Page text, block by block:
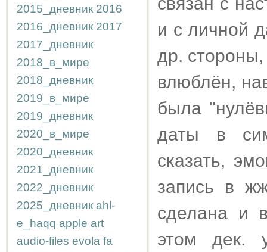
2015_дневник 2016
2016_дневник 2017
2017_дневник
2018_в_мире
2018_дневник
2019_в_мире
2019_дневник
2020_в_мире
2020_дневник
2021_дневник
2022_дневник
2025_дневник ahl-
e_haqq apple art
audio-files evola fa
и с личной
др.
влюблён,
была
даты в
сказать,
запись в
сделана и
этом дек.